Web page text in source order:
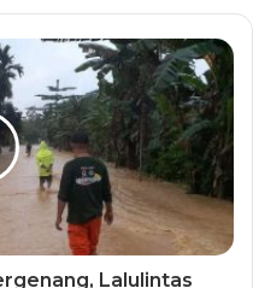
Lalulintas